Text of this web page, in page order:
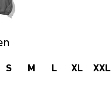
S M L XL XXL